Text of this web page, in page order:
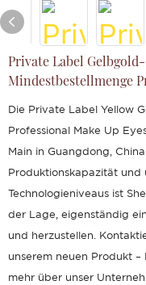
Private Label
Mindestbestellmenge
Die Private Label Yellow
Professional Make Up
Main in Guangdong,
Produktionskapazität und
Technologieniveaus ist
der Lage, eigenständig
und herzustellen.
unserem neuen Produkt
mehr über unser